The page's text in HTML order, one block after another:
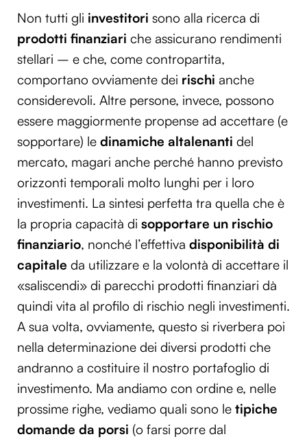
Non tutti gli investitori sono alla ricerca di
prodotti finanziari che assicurano rendimenti
stellari – e che, come contropartita,
comportano ovviamente dei rischi anche
considerevoli. Altre persone, invece, possono
essere maggiormente propense ad accettare (e
sopportare) le dinamiche altalenanti del
mercato, magari anche perché hanno previsto
orizzonti temporali molto lunghi per i loro
investimenti. La sintesi perfetta tra quella che è
la propria capacità di sopportare un rischio
finanziario, nonché l’effettiva disponibilità di
capitale da utilizzare e la volontà di accettare il
«saliscendi» di parecchi prodotti finanziari dà
quindi vita al profilo di rischio negli investimenti.
A sua volta, ovviamente, questo si riverbera poi
nella determinazione dei diversi prodotti che
andranno a costituire il nostro portafoglio di
investimento. Ma andiamo con ordine e, nelle
prossime righe, vediamo quali sono le tipiche
domande da porsi (o farsi porre dal